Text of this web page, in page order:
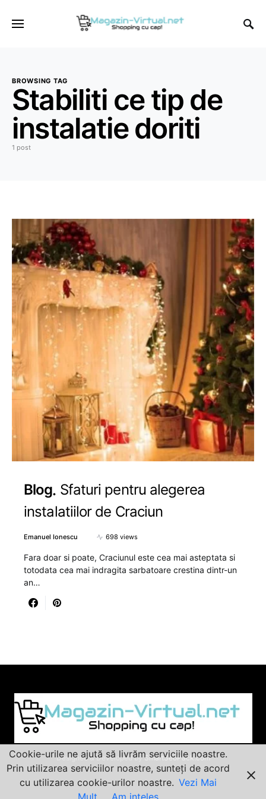
BROWSING TAG
Stabiliti ce tip de
instalatie doriti
1 post
Blog Sfaturi pentru alegerea
instalatiilor de Craciun
Emanuel Ionescu 698 views
Fara doar si poate, Craciunul este cea mai asteptata si
totodata cea mai indragita sarbatoare crestina dintr-un
an…
Designed & Developed by SmartSeoPack.com
Cookie-urile ne ajută să livrăm serviciile noastre.
Prin utilizarea serviciilor noastre, sunteți de acord
cu utilizarea cookie-urilor noastre. Vezi Mai
Mult
Am inteles